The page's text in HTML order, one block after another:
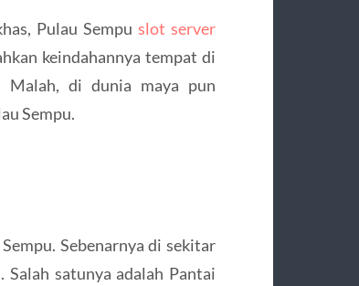
Pulau Sempuslot server
keindahannya tempat di
Malah, di dunia maya pun
Sempu.
Sebenarnya di sekitar
Salah satunya adalah Pantai